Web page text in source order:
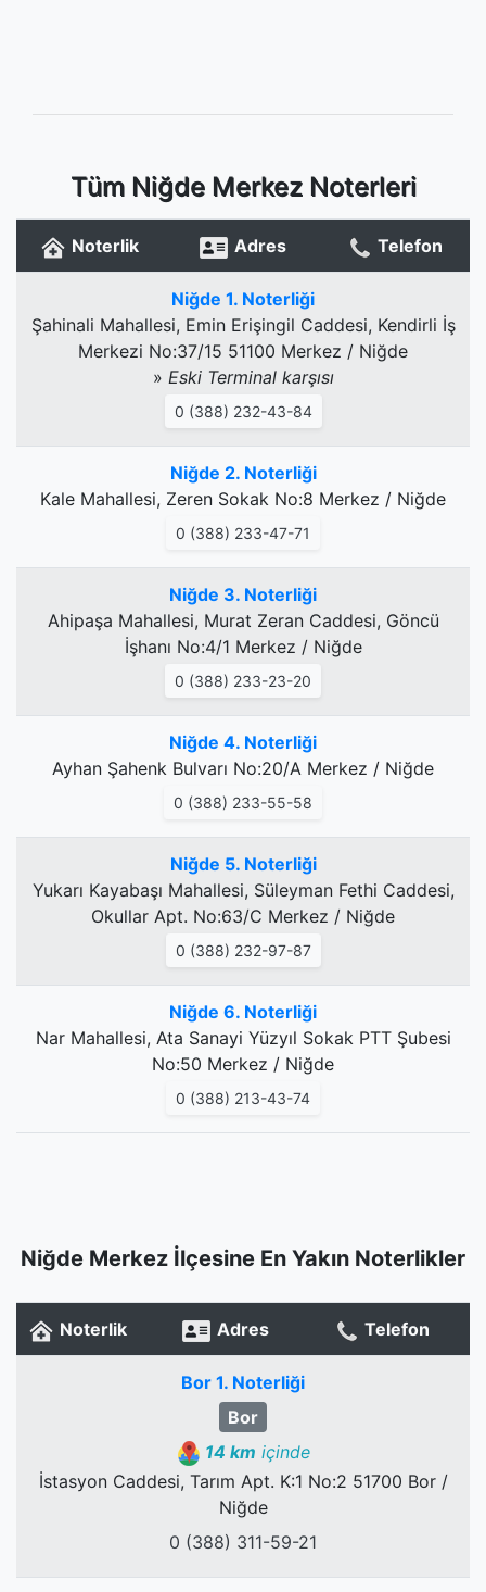
Tüm Niğde Merkez Noterleri
Noterlik Adres Telefon
Niğde 1. Noterliği
Şahinali Mahallesi, Emin Erişingil Caddesi, Kendirli İş
Merkezi No:37/15 51100 Merkez / Niğde
» Eski Terminal karşısı
0 (388) 232-43-84
Niğde 2. Noterliği
Kale Mahallesi, Zeren Sokak No:8 Merkez / Niğde
0 (388) 233-47-71
Niğde 3. Noterliği
Ahipaşa Mahallesi, Murat Zeran Caddesi, Göncü
İşhanı No:4/1 Merkez / Niğde
0 (388) 233-23-20
Niğde 4. Noterliği
Ayhan Şahenk Bulvarı No:20/A Merkez / Niğde
0 (388) 233-55-58
Niğde 5. Noterliği
Yukarı Kayabaşı Mahallesi, Süleyman Fethi Caddesi,
Okullar Apt. No:63/C Merkez / Niğde
0 (388) 232-97-87
Niğde 6. Noterliği
Nar Mahallesi, Ata Sanayi Yüzyıl Sokak PTT Şubesi
No:50 Merkez / Niğde
0 (388) 213-43-74
Niğde Merkez İlçesine En Yakın Noterlikler
Noterlik Adres Telefon
Bor 1. Noterliği
Bor
14 km içinde
İstasyon Caddesi, Tarım Apt. K:1 No:2 51700 Bor /
Niğde
0 (388) 311-59-21